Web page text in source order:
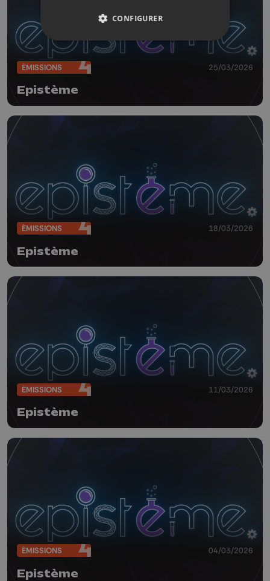
ÉMISSIONS 25/03/2026
Epistème
ÉMISSIONS 18/03/2026
Epistème
ÉMISSIONS 11/03/2026
Epistème
ÉMISSIONS 04/03/2026
Epistème
CONFIGURER